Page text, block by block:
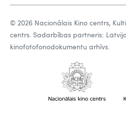
© 2026 Nacionālais Kino centrs,
centrs. Sadarbības partneris:
kinofotofonodokumentu arhīvs.